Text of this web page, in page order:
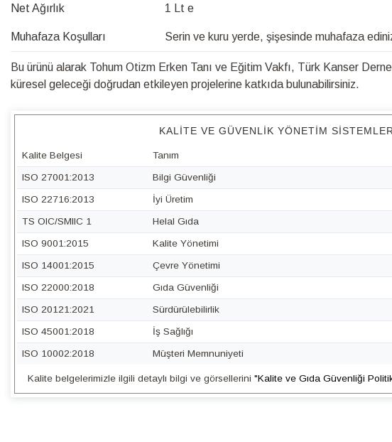
Net Ağırlık 1 Lt e
Muhafaza Koşulları Serin ve kuru yerde, şişesinde muhafaza
Bu ürünü alarak Tohum Otizm Erken Tanı ve Eğitim Vakfı, Türk Kanser
küresel geleceği doğrudan etkileyen projelerine katkıda bulunabilirsiniz.
KALITE VE GÜVENLIK YÖNETIM
Kalite Belgesi Tanım
ISO 27001:2013 Bilgi Güvenliği
ISO 22716:2013 İyi Üretim
TS OIC/SMIIC 1 Helal Gıda
ISO 9001:2015 Kalite Yönetimi
ISO 14001:2015 Çevre Yönetimi
ISO 22000:2018 Gıda Güvenliği
ISO 20121:2021 Sürdürülebilirlik
ISO 45001:2018 İş Sağlığı
ISO 10002:2018 Müşteri Memnuniyeti
Kalite belgelerimizle ilgili detaylı bilgi ve görsellerini "Kalite ve Gıda Güvenliği